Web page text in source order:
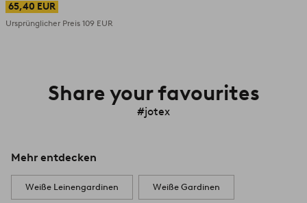
65,40 EUR
Ursprünglicher Preis 109 EUR
Share your favourites
#jotex
Mehr entdecken
Weiße Leinengardinen Weiße Gardinen